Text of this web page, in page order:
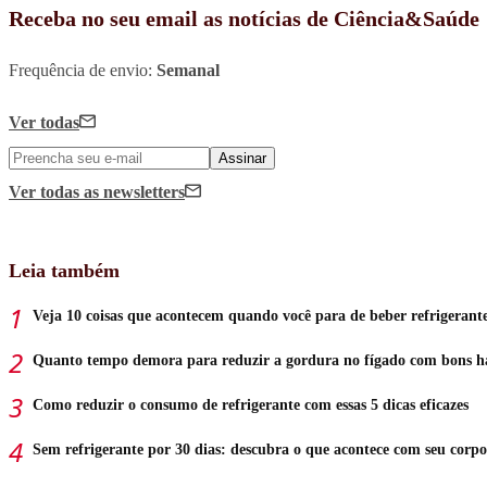
Receba no seu email as notícias de Ciência&Saúde
Frequência de envio: Semanal
Ver todas
Assinar
Ver todas as newsletters
Leia também
Veja 10 coisas que acontecem quando você para de beber
Quanto tempo demora para reduzir a gordura no fígado com bons
Como reduzir o consumo de refrigerante com essas 5 dicas eficazes
Sem refrigerante por 30 dias: descubra o que acontece com seu corpo